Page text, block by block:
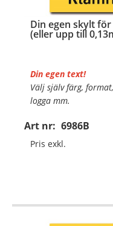
Din egen skylt
(eller upp till
Art nr: 6986B
Din egen text!
Välj själv färg,
logga mm.
Material:Kantvikt
Mått:297x420mm
Pris exkl.